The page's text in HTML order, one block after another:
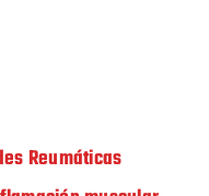
Reumáticas